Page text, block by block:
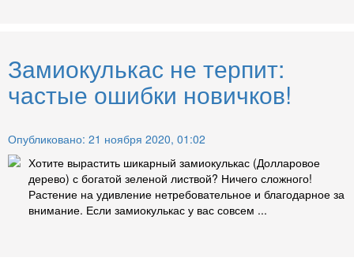
Замиокулькас не терпит:
частые ошибки новичков!
Опубликовано: 21 ноября 2020, 01:02
Хотите вырастить шикарный замиокулькас (Долларовое
дерево) с богатой зеленой листвой? Ничего сложного!
Растение на удивление нетребовательное и благодарное за
внимание. Если замиокулькас у вас совсем ...